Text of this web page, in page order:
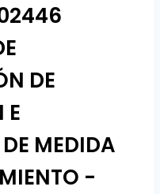
DE
E
MEDIDA
-